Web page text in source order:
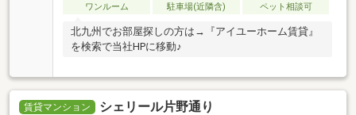
ワンルーム
駐車場(近隣含) ペット相談可
北九州でお部屋探しの方は→『アイユーホーム賃貸』
を検索で当社HPに移動♪
賃貸マンション シェリール片野通り